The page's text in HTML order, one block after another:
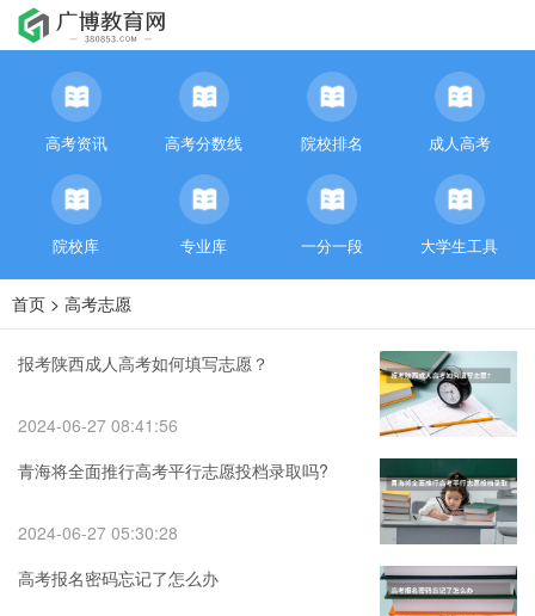
高考资讯 高考分数线 院校排名 成人高考
院校库 专业库 一分一段 大学生工具
首页 > 高考志愿
报考陕西成人高考如何填写志愿？
2024-06-27 08:41:56
青海将全面推行高考平行志愿投档录取吗?
2024-06-27 05:30:28
高考报名密码忘记了怎么办